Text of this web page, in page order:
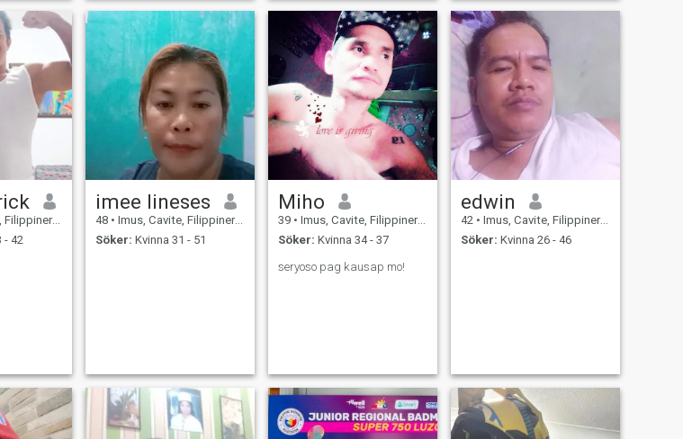
- 42
imee lineses
48 • Imus, Cavite, Filippinerna
Söker: Kvinna 31 - 51
Miho
39 • Imus, Cavite, Filippinerna
Söker: Kvinna 34 - 37
seryoso pag kausap mo!
edwin
42 • Imus, Cavite, Filippinerna
Söker: Kvinna 26 - 46